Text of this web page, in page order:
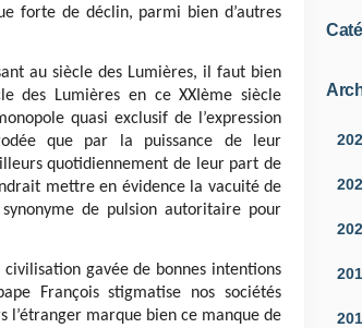
forte de déclin, parmi bien d’autres
au siècle des Lumières, il faut bien
des Lumières en ce XXIème siècle
quasi exclusif de l’expression
que par la puissance de leur
quotidiennement de leur part de
mettre en évidence la vacuité de
de pulsion autoritaire pour
gavée de bonnes intentions
François stigmatise nos sociétés
l’étranger marque bien ce manque de